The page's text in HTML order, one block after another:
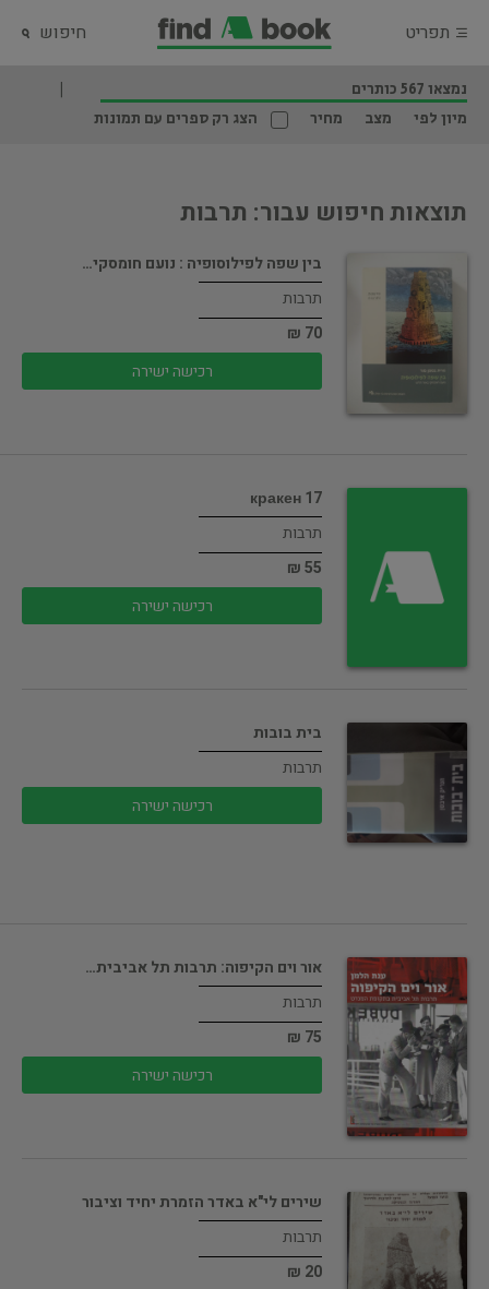
תפריט חיפוש
נמצאו 567 כותרים
מיון לפי
מצב מחיר הצג רק ספרים עם תמונות
תוצאות חיפוש עבור: תרבות
בין שפה לפילוסופיה : נועם חומסקי…
תרבות
70 ₪
רכישה ישירה
кракен 17
תרבות
55 ₪
רכישה ישירה
בית בובות
תרבות
רכישה ישירה
אור וים הקיפוה: תרבות תל אביבית…
תרבות
75 ₪
רכישה ישירה
שירים לי"א באדר הזמרת יחיד וציבור
תרבות
20 ₪